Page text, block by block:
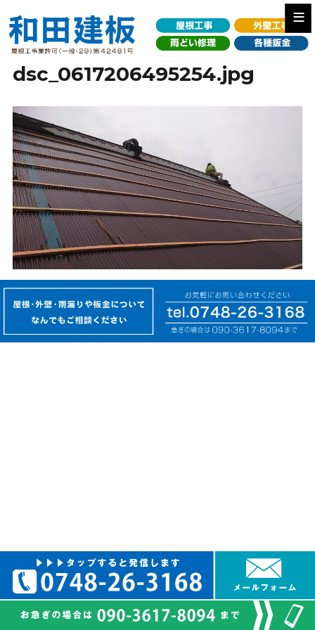
≡
dsc_0617206495254.jpg